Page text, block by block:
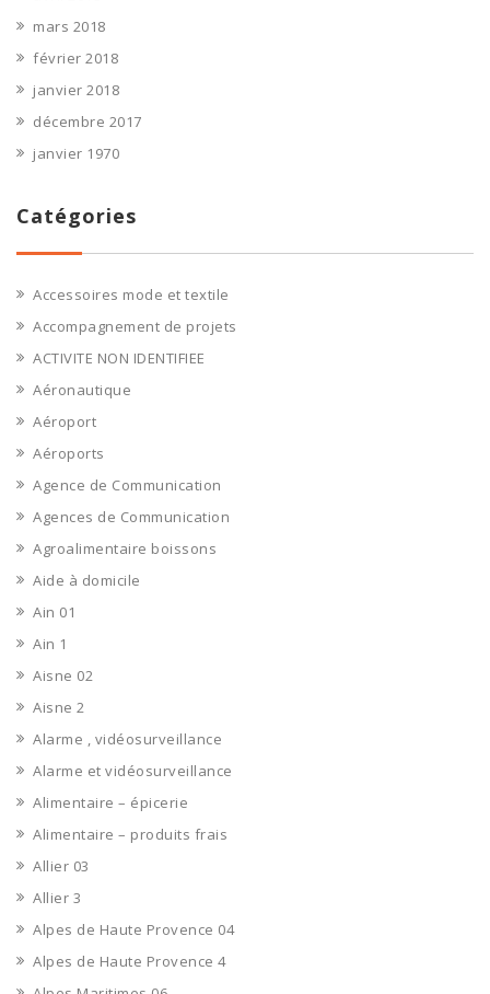
mars 2018
février 2018
janvier 2018
décembre 2017
janvier 1970
Catégories
Accessoires mode et textile
Accompagnement de projets
ACTIVITE NON IDENTIFIEE
Aéronautique
Aéroport
Aéroports
Agence de Communication
Agences de Communication
Agroalimentaire boissons
Aide à domicile
Ain 01
Ain 1
Aisne 02
Aisne 2
Alarme , vidéosurveillance
Alarme et vidéosurveillance
Alimentaire – épicerie
Alimentaire – produits frais
Allier 03
Allier 3
Alpes de Haute Provence 04
Alpes de Haute Provence 4